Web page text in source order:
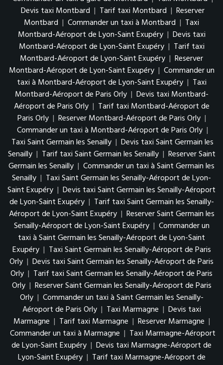
Devis taxi Montbard | Tarif taxi Montbard | Reserver
Montbard | Commander un taxi à Montbard | Taxi
Montbard-Aéroport de Lyon-Saint Exupéry | Devis taxi
Montbard-Aéroport de Lyon-Saint Exupéry | Tarif taxi
Montbard-Aéroport de Lyon-Saint Exupéry | Reserver
Montbard-Aéroport de Lyon-Saint Exupéry | Commander un
taxi à Montbard-Aéroport de Lyon-Saint Exupéry | Taxi
Montbard-Aéroport de Paris Orly | Devis taxi Montbard-
Aéroport de Paris Orly | Tarif taxi Montbard-Aéroport de
Paris Orly | Reserver Montbard-Aéroport de Paris Orly |
Commander un taxi à Montbard-Aéroport de Paris Orly |
Taxi Saint Germain les Senailly | Devis taxi Saint Germain les
Senailly | Tarif taxi Saint Germain les Senailly | Reserver Saint
Germain les Senailly | Commander un taxi à Saint Germain les
Senailly | Taxi Saint Germain les Senailly-Aéroport de Lyon-
Saint Exupéry | Devis taxi Saint Germain les Senailly-Aéroport
de Lyon-Saint Exupéry | Tarif taxi Saint Germain les Senailly-
Aéroport de Lyon-Saint Exupéry | Reserver Saint Germain les
Senailly-Aéroport de Lyon-Saint Exupéry | Commander un
taxi à Saint Germain les Senailly-Aéroport de Lyon-Saint
Exupéry | Taxi Saint Germain les Senailly-Aéroport de Paris
Orly | Devis taxi Saint Germain les Senailly-Aéroport de Paris
Orly | Tarif taxi Saint Germain les Senailly-Aéroport de Paris
Orly | Reserver Saint Germain les Senailly-Aéroport de Paris
Orly | Commander un taxi à Saint Germain les Senailly-
Aéroport de Paris Orly | Taxi Marmagne | Devis taxi
Marmagne | Tarif taxi Marmagne | Reserver Marmagne |
Commander un taxi à Marmagne | Taxi Marmagne-Aéroport
de Lyon-Saint Exupéry | Devis taxi Marmagne-Aéroport de
Lyon-Saint Exupéry | Tarif taxi Marmagne-Aéroport de